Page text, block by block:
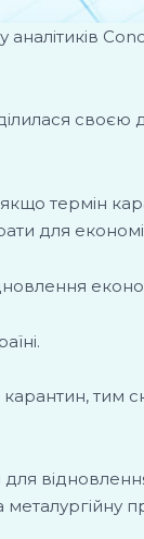
якщо
для
тим